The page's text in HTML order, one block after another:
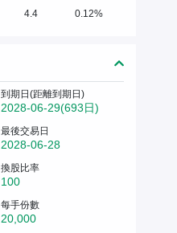
4.4 0.12%
到期日(距離到期日)
2028-06-29(693日)
最後交易日
2028-06-28
換股比率
100
每手份數
20,000